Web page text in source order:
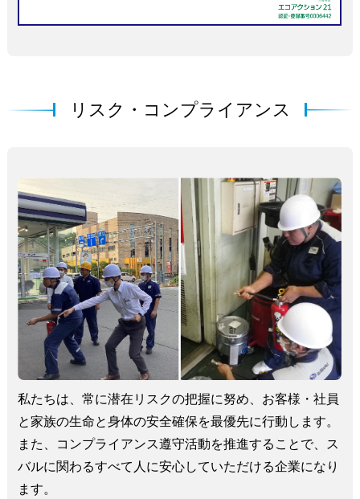
リスク・コンプライアンス
私たちは、常に潜在リスクの把握に努め、お客様・社員
と家族の生命と身体の安全確保を最優先に行動します。
また、コンプライアンス遵守活動を推進することで、ス
バルに関わるすべて人に安心していただける企業になり
ます。